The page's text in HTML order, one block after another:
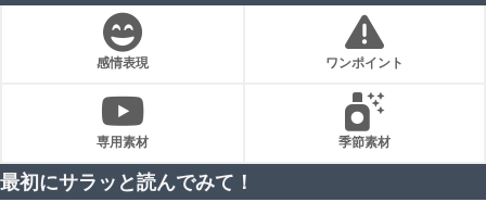
感情表現 ワンポイント
専用素材 季節素材
最初にサラッと読んでみて！